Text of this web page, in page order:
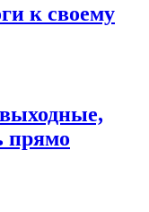
к своему
прямо